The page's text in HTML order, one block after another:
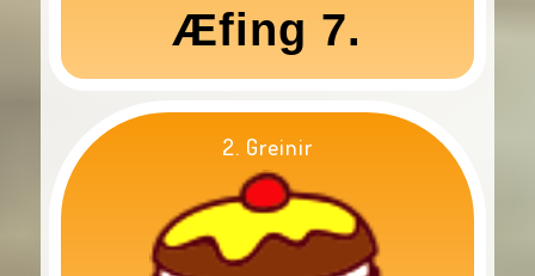
Æfing 7.
2. Greinir